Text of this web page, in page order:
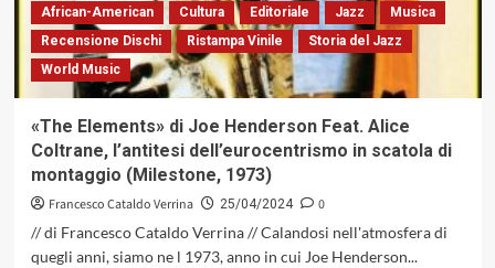
con
«Fatha
&
His
Flock
Tour»
(MPS
Records,
1970)
African-American Cultura Editoriale Jazz
Musica
Recensione Dischi
Ristampa Vinile
Storia del Jazz
World Music
«The Elements» di Joe Henderson Feat. Alice
Coltrane, l’antitesi dell’eurocentrismo in scatola di
montaggio (Milestone, 1973)
Francesco Cataldo Verrina 25/04/2024
0
// di Francesco Cataldo Verrina // Calandosi nell'atmosfera di
quegli anni, siamo ne l 1973, anno in cui Joe Henderson...